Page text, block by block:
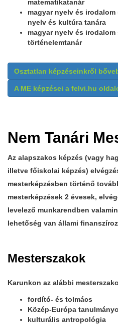
matematikatanár
magyar nyelv és
nyelv és kultúra tanára
magyar nyelv és irodalom
történelemtanár
Osztatlan képzéseinkről
A ME képzései a felvi.hu
Nem Tanári
Az alapszakos képzés (vagy
illetve főiskolai képzés)
mesterképzésben történő
mesterképzések 2 évesek,
levelező munkarendben
lehetőség van állami
Mesterszakok
Karunkon az alábbi
fordító- és tolmács
Közép-Európa
kulturális antropológia